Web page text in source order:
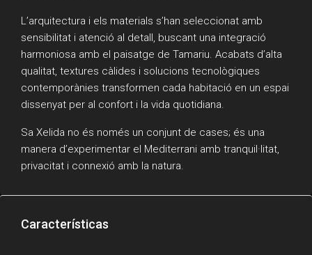
L’arquitectura i els materials s’han seleccionat amb
sensibilitat i atenció al detall, buscant una integració
harmoniosa amb el paisatge de Tamariu. Acabats d’alta
qualitat, textures càlides i solucions tecnològiques
contemporànies transformen cada habitació en un espai
dissenyat per al confort i la vida quotidiana.
Sa Xelida no és només un conjunt de cases; és una
manera d’experimentar el Mediterrani amb tranquil·litat,
privacitat i connexió amb la natura.
Características